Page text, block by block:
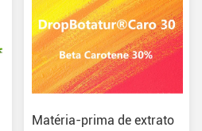
Matéria-prima de extrato